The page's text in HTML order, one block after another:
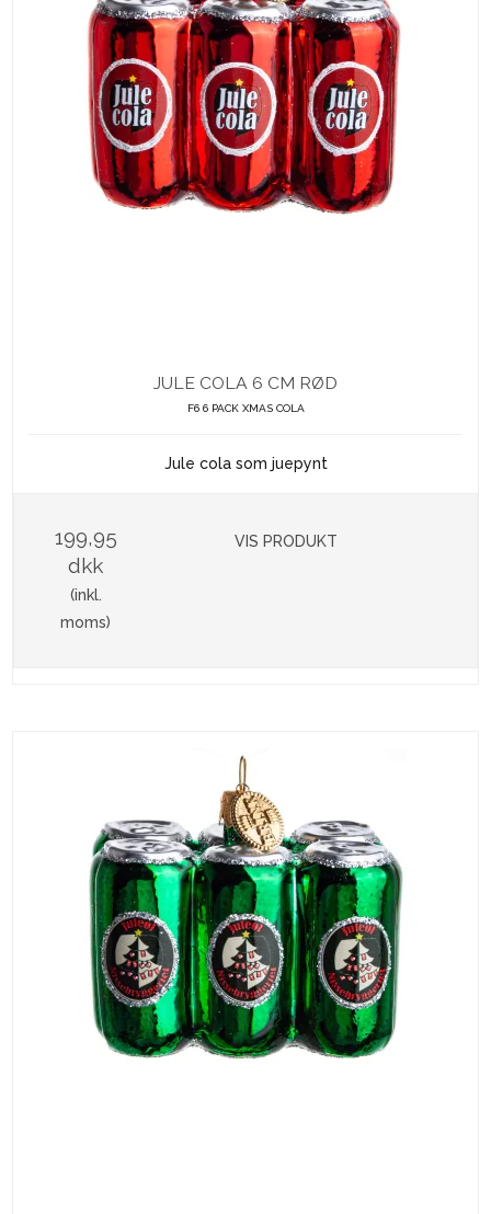
JULE COLA 6 CM RØD
F6 6 PACK XMAS COLA
Jule cola som juepynt
199,95
dkk
(inkl.
moms)
VIS PRODUKT